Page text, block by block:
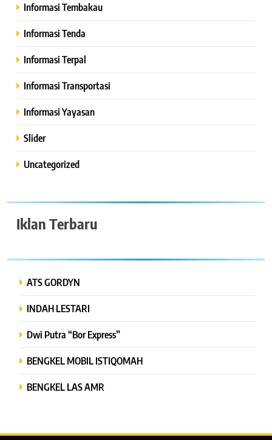
Informasi Tembakau
Informasi Tenda
Informasi Terpal
Informasi Transportasi
Informasi Yayasan
Slider
Uncategorized
Iklan Terbaru
ATS GORDYN
INDAH LESTARI
Dwi Putra “Bor Express”
BENGKEL MOBIL ISTIQOMAH
BENGKEL LAS AMR